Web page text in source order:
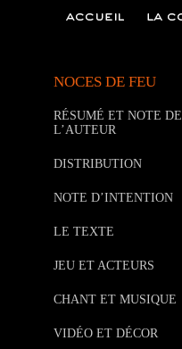
NOCES DE FEU
RÉSUMÉ ET NOTE DE
L’AUTEUR
DISTRIBUTION
NOTE D’INTENTION
LE TEXTE
JEU ET ACTEURS
CHANT ET MUSIQUE
VIDÉO ET DÉCOR